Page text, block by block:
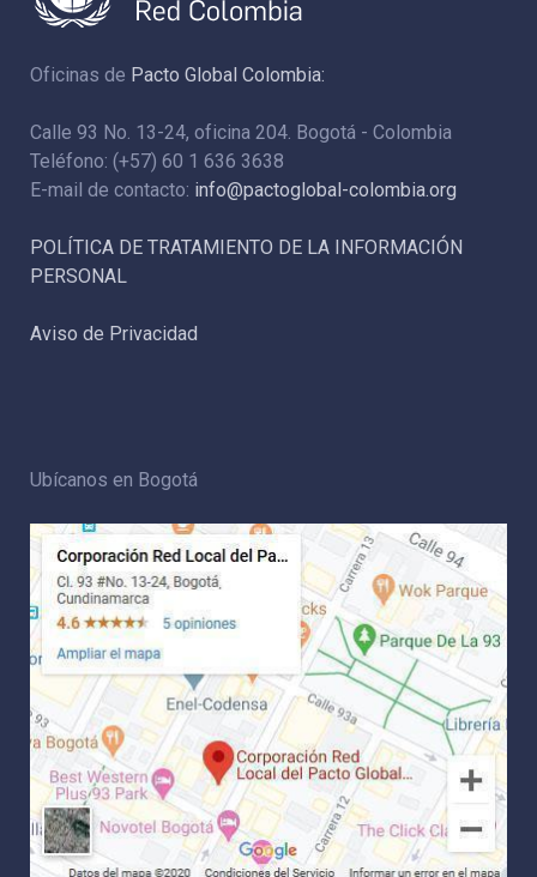
Oficinas de Pacto Global Colombia:
Calle 93 No. 13-24, oficina 204. Bogotá - Colombia
Teléfono: (+57) 60 1 636 3638
E-mail de contacto: info@pactoglobal-colombia.org
POLÍTICA DE TRATAMIENTO DE LA INFORMACIÓN
PERSONAL
Aviso de Privacidad
Ubícanos en Bogotá